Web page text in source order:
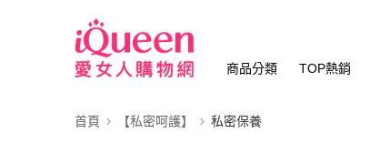
商品分類 TOP熱銷
首頁 【私密呵護】 私密保養